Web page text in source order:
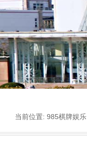
当前位置: 985棋牌娱乐